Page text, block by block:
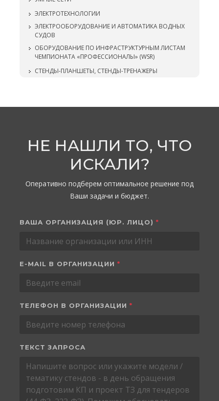
ЭЛЕКТРОТЕХНОЛОГИИ
ЭЛЕКТРООБОРУДОВАНИЕ И АВТОМАТИКА ВОДНЫХ
СУДОВ
ОБОРУДОВАНИЕ ПО ИНФРАСТРУКТУРНЫМ ЛИСТАМ
ЧЕМПИОНАТА «ПРОФЕССИОНАЛЫ» (WSR)
СТЕНДЫ-ПЛАНШЕТЫ, СТЕНДЫ-ТРЕНАЖЕРЫ
НЕ НАШЛИ ТО, ЧТО
ИСКАЛИ?
Оперативно подберем оптимальное решение под
Ваши задачи и бюджет.
ВАША ОРГАНИЗАЦИЯ (ЮР. ЛИЦО) *
E-MAIL В ОРГАНИЗАЦИИ *
ТЕЛЕФОН В ОРГАНИЗАЦИИ *
ТЕКСТ ЗАПРОСА